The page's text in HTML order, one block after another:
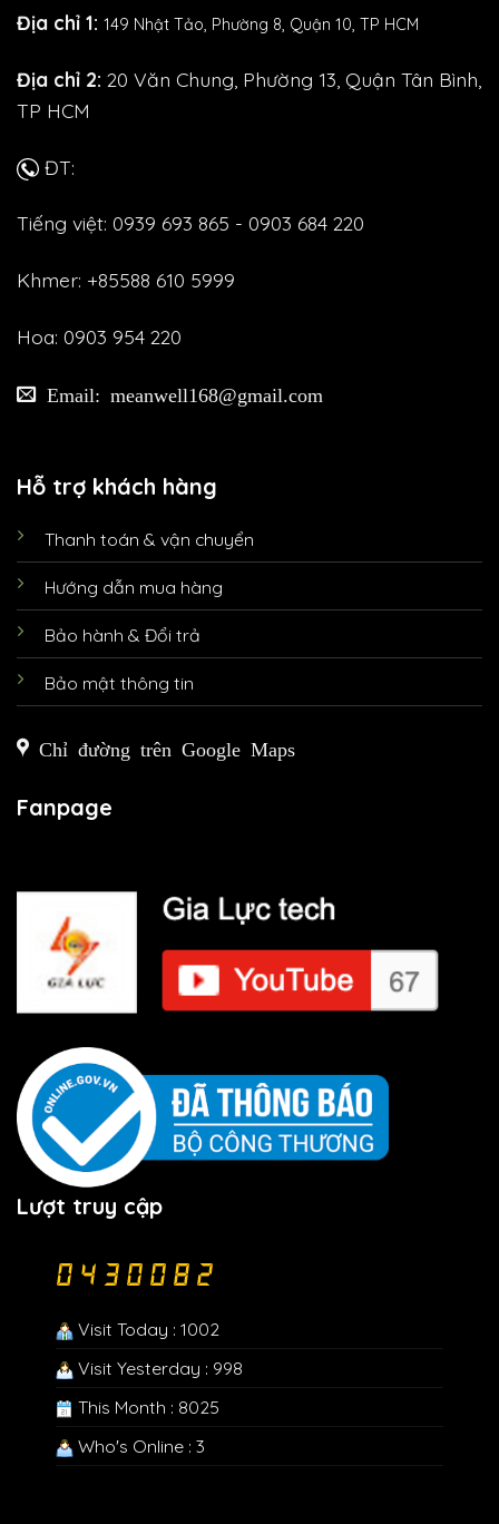
Địa chỉ 1: 149 Nhật Tảo, Phường 8, Quận 10, TP HCM
Địa chỉ 2: 20 Văn Chung, Phường 13, Quận Tân Bình,
TP HCM
ĐT:
Tiếng việt: 0939 693 865 - 0903 684 220
Khmer: +85588 610 5999
Hoa: 0903 954 220
Email: meanwell168@gmail.com
Hỗ trợ khách hàng
Thanh toán & vận chuyển
Hướng dẫn mua hàng
Bảo hành & Đổi trả
Bảo mật thông tin
Chỉ đường trên Google Maps
Fanpage
Lượt truy cập
Visit Today : 1002
Visit Yesterday : 998
This Month : 8025
Who's Online : 3